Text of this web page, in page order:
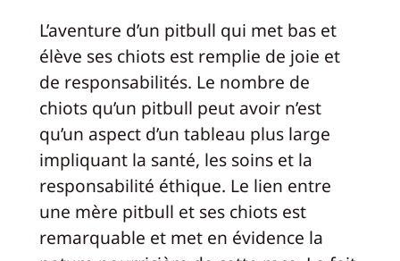
L’aventure d’un pitbull qui met bas et
élève ses chiots est remplie de joie et
de responsabilités. Le nombre de
chiots qu’un pitbull peut avoir n’est
qu’un aspect d’un tableau plus large
impliquant la santé, les soins et la
responsabilité éthique. Le lien entre
une mère pitbull et ses chiots est
remarquable et met en évidence la